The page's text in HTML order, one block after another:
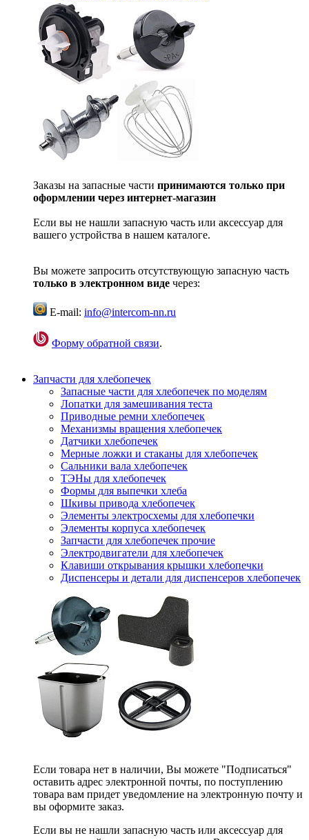
Заказы на запасные части принимаются только при
оформлении через интернет-магазин
Если вы не нашли запасную часть или аксессуар для
вашего устройства в нашем каталоге.
Вы можете запросить отсутствующую запасную часть
только в электронном виде через:
E-mail: info@intercom-nn.ru
Форму обратной связи.
Запчасти для хлебопечек
Запасные части для хлебопечек по моделям
Лопатки для замешивания теста
Приводные ремни хлебопечек
Механизмы вращения хлебопечек
Датчики хлебопечек
Мерные ложки и стаканы для хлебопечек
Сальники вала хлебопечек
ТЭНы для хлебопечек
Формы для выпечки хлеба
Шкивы привода хлебопечек
Элементы электросхемы для хлебопечки
Элементы корпуса хлебопечек
Запчасти для хлебопечек прочие
Электродвигатели для хлебопечек
Клавиши открывания крышки хлебопечки
Диспенсеры и детали для диспенсеров хлебопечек
Если товара нет в наличии, Вы можете "Подписаться"
оставить адрес электронной почты, по поступлению
товара вам придет уведомление на электронную почту и
вы оформите заказ.
Если вы не нашли запасную часть или аксессуар для